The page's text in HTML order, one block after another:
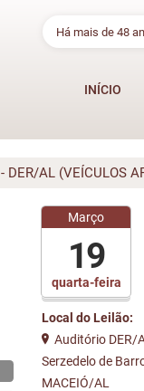
Há mais de 48
INÍCIO
AL (VEÍCULOS
quarta-feira
Março
19
Local do Leilão:
Auditório DER/
Serzedelo de
MACEIÓ/AL